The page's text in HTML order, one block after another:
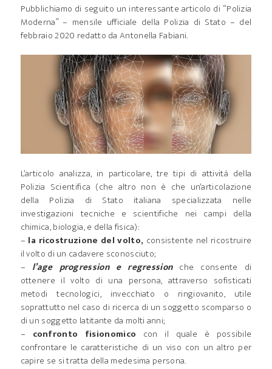
Pubblichiamo di seguito un interessante articolo di “Polizia
Moderna” – mensile ufficiale della Polizia di Stato – del
febbraio 2020 redatto da Antonella Fabiani.
L’articolo analizza, in particolare, tre tipi di attività della
Polizia Scientifica (che altro non è che un’articolazione
della Polizia di Stato italiana specializzata nelle
investigazioni tecniche e scientifiche nei campi della
chimica, biologia, e della fisica):
– la ricostruzione del volto, consistente nel ricostruire
il volto di un cadavere sconosciuto;
– l’age progression e regressionche consente di
ottenere il volto di una persona, attraverso sofisticati
metodi tecnologici, invecchiato o ringiovanito, utile
soprattutto nel caso di ricerca di un soggetto scomparso o
di un soggetto latitante da molti anni;
– confronto fisionomico con il quale è possibile
confrontare le caratteristiche di un viso con un altro per
capire se si tratta della medesima persona.